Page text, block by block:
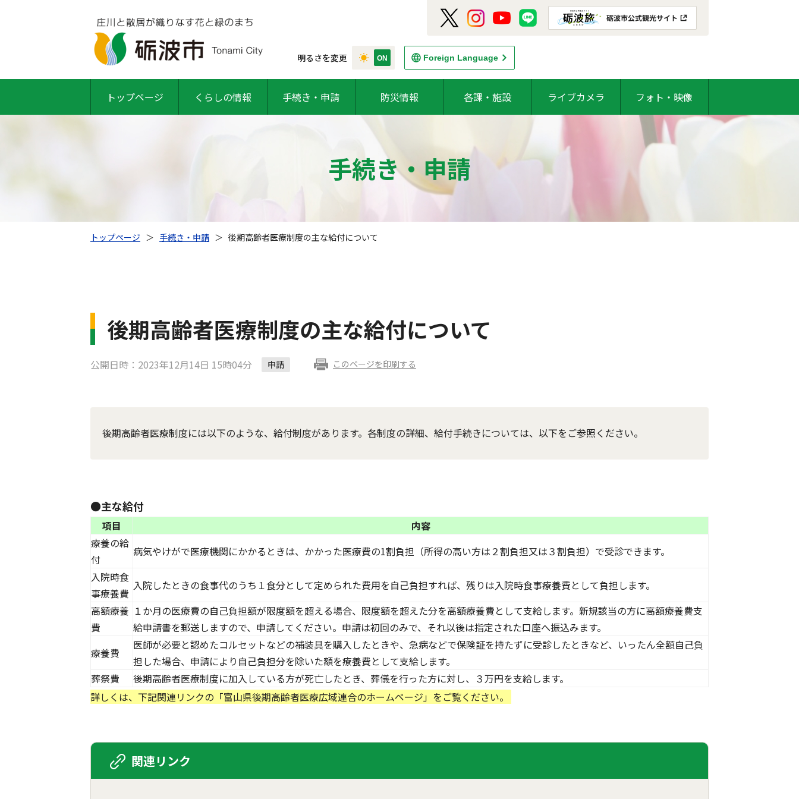
明るさを変更 Foreign Language
トップページ くらしの情報 手続き・申請 防災情報 各課・施設 ライブカメラ フォト・映像
手続き・申請
トップページ ＞ 手続き・申請 ＞ 後期高齢者医療制度の主な給付について
後期高齢者医療制度の主な給付について
公開日時：2023年12月14日 15時04分 申請 このページを印刷する
後期高齢者医療制度には以下のような、給付制度があります。各制度の詳細、給付手続きについては、以下をご参照ください。
●主な給付
項目
内容
療養の給
付
病気やけがで医療機関にかかるときは、かかった医療費の1割負担（所得の高い方は２割負担又は３割負担）で受診できます。
入院時食
事療養費
入院したときの食事代のうち１食分として定められた費用を自己負担すれば、残りは入院時食事療養費として負担します。
高額療養
費
１か月の医療費の自己負担額が限度額を超える場合、限度額を超えた分を高額療養費として支給します。新規該当の方に高額療養費支
給申請書を郵送しますので、申請してください。申請は初回のみで、それ以後は指定された口座へ振込みます。
療養費
医師が必要と認めたコルセットなどの補装具を購入したときや、急病などで保険証を持たずに受診したときなど、いったん全額自己負
担した場合、申請により自己負担分を除いた額を療養費として支給します。
葬祭費
後期高齢者医療制度に加入している方が死亡したとき、葬儀を行った方に対し、３万円を支給します。
詳しくは、下記関連リンクの「富山県後期高齢者医療広域連合のホームページ」をご覧ください。
関連リンク